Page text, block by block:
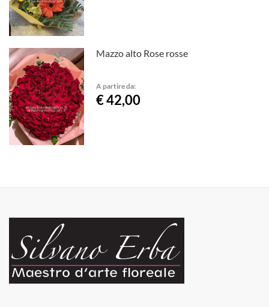
Mazzo alto Rose rosse
A partire da:
€ 42,00